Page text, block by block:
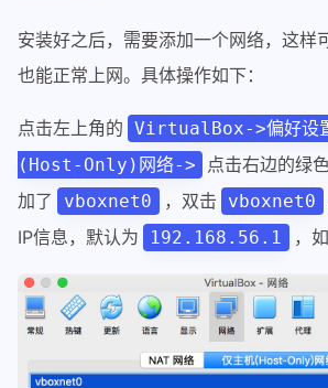
安装好之后，需要添加一个网络，这样
也能正常上网。具体操作如下：
点击左上角的 VirtualBox->偏好设
(Host-Only)网络->
点击右边的绿
加了
vboxnet0 ，双击 vboxnet0
IP信息，默认为
192.168.56.1 ，